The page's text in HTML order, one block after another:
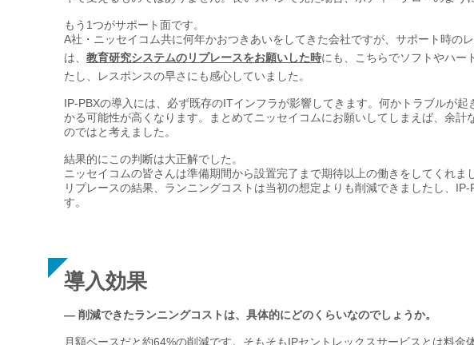
もう1つがサポート面です。
A社・ニッセイコム共に何年かおつきあいをしてきた会社ですが、サポート時の
は、 教育研究システムのリプレースをお願いした時にも、こちらでソフトやハー
たし、レスポンスの早さにも感心していました。
IP-PBXの導入には、必ず既存のITインフラが影響してきます。何かトラブルが
かる可能性が高くなります。まとめてニッセイコムにお願いしてしまえば、余
のではと考えました。
結果的にこの判断は大正解でした。
ニッセイコムの皆さんは準備期間から設置完了まで期待以上の働きをしてくれま
リプレースの結果、ランニングコストは当初の想定よりも削減できましたし、
す。
導入効果
— 削減できたランニングコストは、具体的にどのくらいなのでしょうか。
月額ベースだと約64%の削減です。そもそもIPセントレックスサービスとは料金